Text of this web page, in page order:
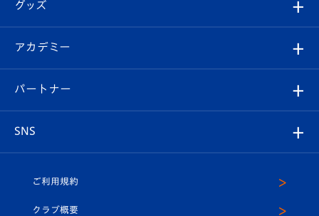
チケット
イベント
メディア
ホームタウン
スタッフプロフィール
マスコット紹介
Revive Team
ヴィヴィくんの長崎おもてなしガイド
フォトギャラリー
スタジアムグルメ
V-LOVERS（ファンクラブ）
プレイヤーズスイート
グッズ
オンラインショップ
店舗情報
アカデミー
育成からのお知らせ
U-18
パートナー
SNS
ヴィヴィくんインスタグラム
ご利用規約
クラブ概要